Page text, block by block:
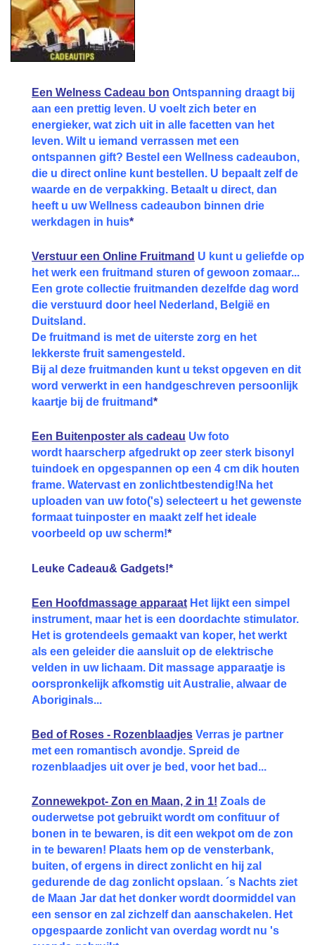
Een Welness Cadeau bon Ontspanning draagt bij
aan een prettig leven. U voelt zich beter en
energieker, wat zich uit in alle facetten van het
leven. Wilt u iemand verrassen met een
ontspannen gift? Bestel een Wellness cadeaubon,
die u direct online kunt bestellen. U bepaalt zelf de
waarde en de verpakking. Betaalt u direct, dan
heeft u uw Wellness cadeaubon binnen drie
werkdagen in huis*
Verstuur een Online Fruitmand U kunt u geliefde op
het werk een fruitmand sturen of gewoon zomaar...
Een grote collectie fruitmanden dezelfde dag word
die verstuurd door heel Nederland, België en
Duitsland.
De fruitmand is met de uiterste zorg en het
lekkerste fruit samengesteld.
Bij al deze fruitmanden kunt u tekst opgeven en dit
word verwerkt in een handgeschreven persoonlijk
kaartje bij de fruitmand*
Een Buitenposter als cadeau Uw foto
wordt haarscherp afgedrukt op zeer sterk bisonyl
tuindoek en opgespannen op een 4 cm dik houten
frame. Watervast en zonlichtbestendig!Na het
uploaden van uw foto('s) selecteert u het gewenste
formaat tuinposter en maakt zelf het ideale
voorbeeld op uw scherm!*
Leuke Cadeau& Gadgets!*
Een Hoofdmassage apparaat Het lijkt een simpel
instrument, maar het is een doordachte stimulator.
Het is grotendeels gemaakt van koper, het werkt
als een geleider die aansluit op de elektrische
velden in uw lichaam. Dit massage apparaatje is
oorspronkelijk afkomstig uit Australie, alwaar de
Aboriginals...
Bed of Roses - Rozenblaadjes Verras je partner
met een romantisch avondje. Spreid de
rozenblaadjes uit over je bed, voor het bad...
Zonnewekpot- Zon en Maan, 2 in 1! Zoals de
ouderwetse pot gebruikt wordt om confituur of
bonen in te bewaren, is dit een wekpot om de zon
in te bewaren! Plaats hem op de vensterbank,
buiten, of ergens in direct zonlicht en hij zal
gedurende de dag zonlicht opslaan. ´s Nachts ziet
de Maan Jar dat het donker wordt doormiddel van
een sensor en zal zichzelf dan aanschakelen. Het
opgespaarde zonlicht van overdag wordt nu 's